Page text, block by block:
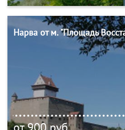
Нарва от м. "Площадь